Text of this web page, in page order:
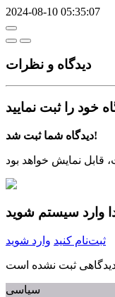
2024-08-10 05:35:07
دیدگاه‌ و نظرات
دیدگاه شما ثبت شد!
وارد سیستم شوید
ثبت‌نام کنید وارد شوید
ثبت نشده است
سیاسی